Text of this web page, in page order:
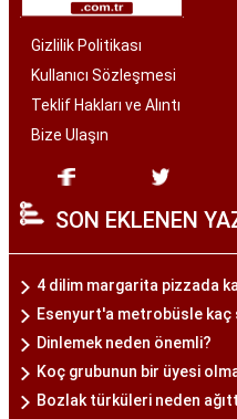
Gizlilik Politikası
Kullanıcı Sözleşmesi
Teklif Hakları ve Alıntı
Bize Ulaşın
SON EKLENEN
4 dilim margarita pizzada
Esenyurt'a metrobüsle kaç
Dinlemek neden önemli?
Koç grubunun bir üyesi
Bozlak türküleri neden